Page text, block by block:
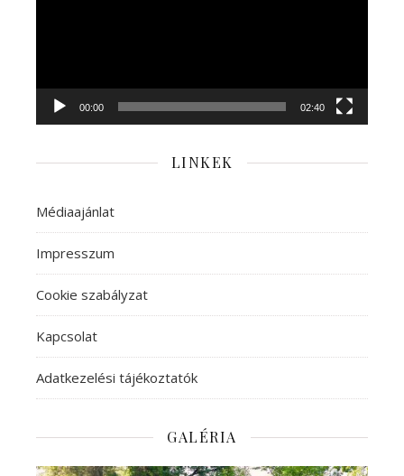
00:00 02:40
LINKEK
Médiaajánlat
Impresszum
Cookie szabályzat
Kapcsolat
Adatkezelési tájékoztatók
GALÉRIA